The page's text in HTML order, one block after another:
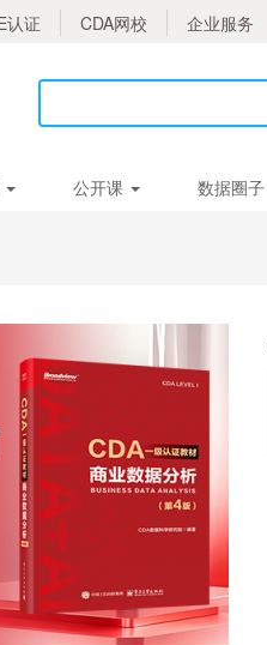
认证 CDA网校 企业服务
公开课 数据圈子